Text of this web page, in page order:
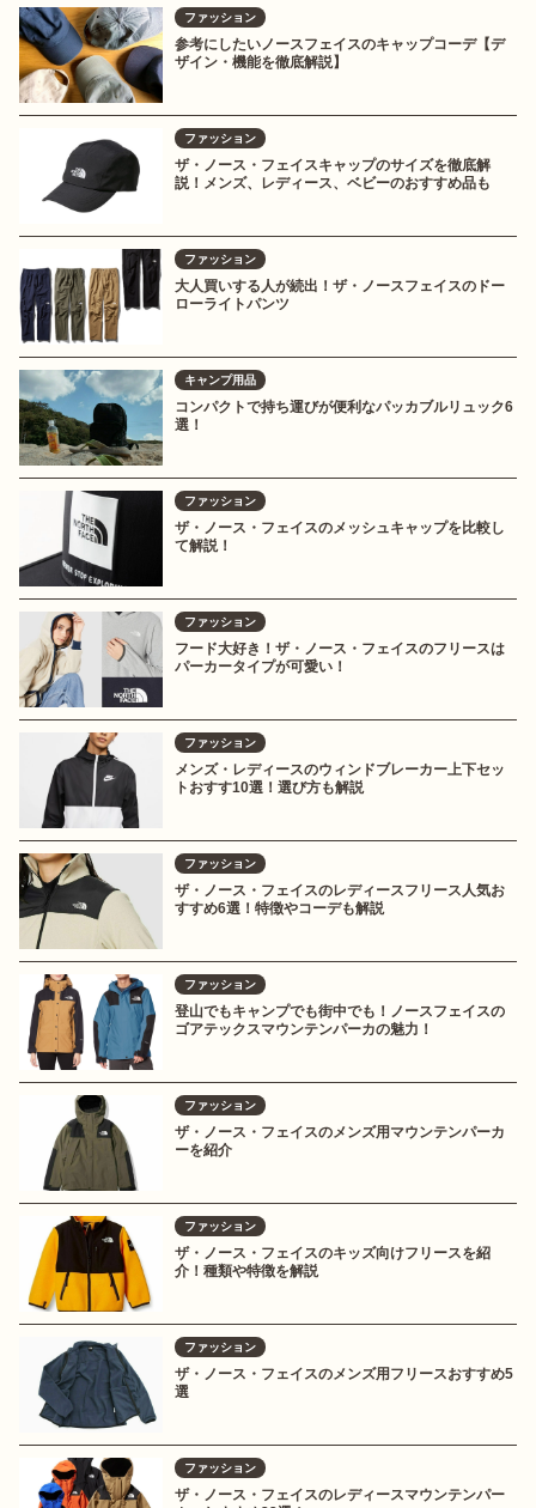
ファッション
参考にしたいノースフェイスのキャップコーデ【デ
ザイン・機能を徹底解説】
ファッション
ザ・ノース・フェイスキャップのサイズを徹底解
説！メンズ、レディース、ベビーのおすすめ品も
ファッション
大人買いする人が続出！ザ・ノースフェイスのドー
ローライトパンツ
キャンプ用品
コンパクトで持ち運びが便利なパッカブルリュック6
選！
ファッション
ザ・ノース・フェイスのメッシュキャップを比較し
て解説！
ファッション
フード大好き！ザ・ノース・フェイスのフリースは
パーカータイプが可愛い！
ファッション
メンズ・レディースのウィンドブレーカー上下セッ
トおすす10選！選び方も解説
ファッション
ザ・ノース・フェイスのレディースフリース人気お
すすめ6選！特徴やコーデも解説
ファッション
登山でもキャンプでも街中でも！ノースフェイスの
ゴアテックスマウンテンパーカの魅力！
ファッション
ザ・ノース・フェイスのメンズ用マウンテンパーカ
ーを紹介
ファッション
ザ・ノース・フェイスのキッズ向けフリースを紹
介！種類や特徴を解説
ファッション
ザ・ノース・フェイスのメンズ用フリースおすすめ5
選
ファッション
ザ・ノース・フェイスのレディースマウンテンパー